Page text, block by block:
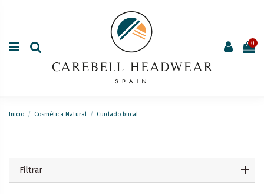
0
Inicio Cosmética Natural Cuidado bucal
Filtrar